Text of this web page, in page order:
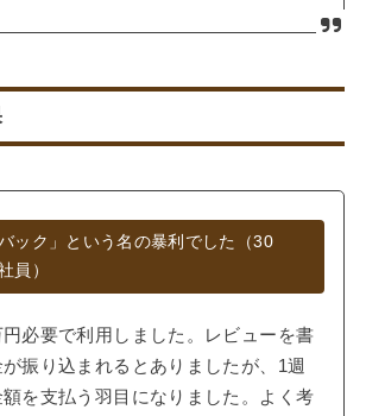
ック」という名の暴利でした（30
員）
必要で利用しました。レビューを書
振り込まれるとありましたが、1週
を支払う羽目になりました。よく考